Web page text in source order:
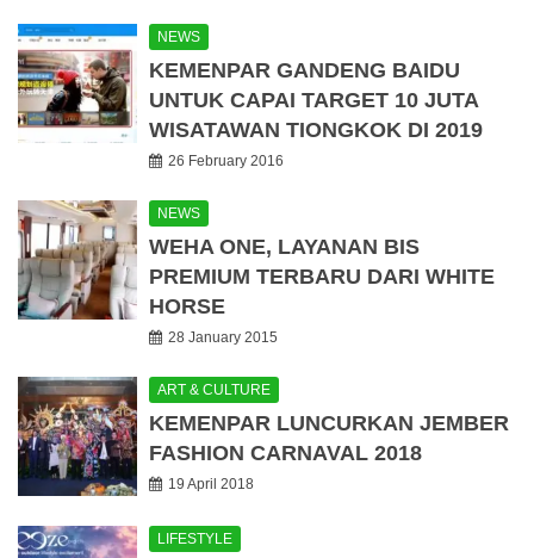
NEWS
KEMENPAR GANDENG BAIDU
UNTUK CAPAI TARGET 10 JUTA
WISATAWAN TIONGKOK DI 2019
26 February 2016
NEWS
WEHA ONE, LAYANAN BIS
PREMIUM TERBARU DARI WHITE
HORSE
28 January 2015
ART & CULTURE
KEMENPAR LUNCURKAN JEMBER
FASHION CARNAVAL 2018
19 April 2018
LIFESTYLE